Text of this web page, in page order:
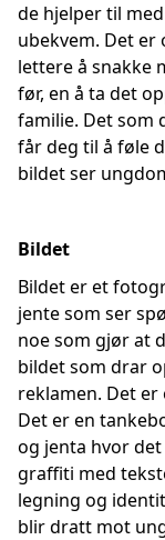
de hjelper til
ubekvem. Det
lettere å snakke
før, en å ta det
familie. Det som
får deg til å føle
bildet ser
Bildet
Bildet er et
jente som ser
noe som gjør at
bildet som drar
reklamen. Det
Det er en
og jenta hvor det
graffiti med
legning og
blir dratt mot